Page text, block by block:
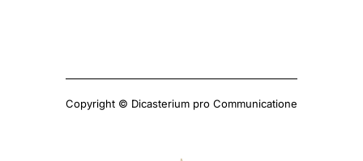
Copyright © Dicasterium pro Communicatione